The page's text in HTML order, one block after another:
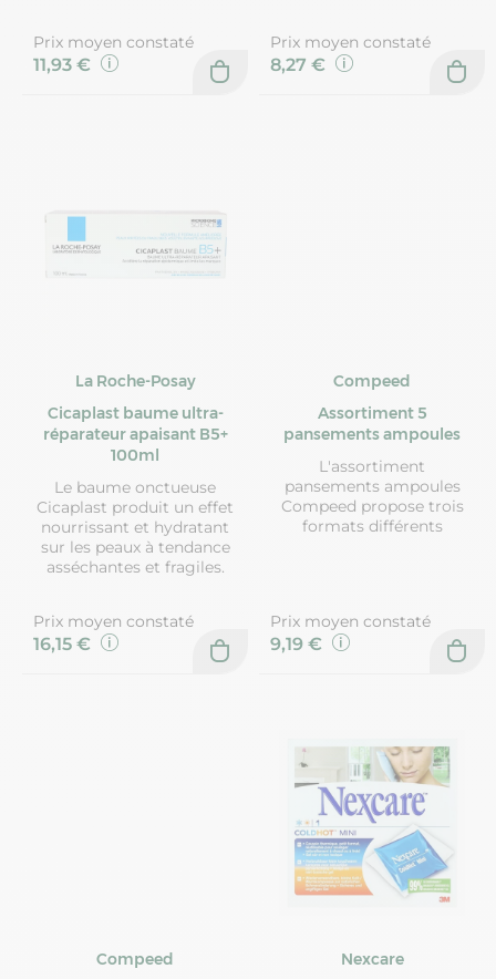
Prix moyen constaté
11,93 €
Prix moyen constaté
8,27 €
La Roche-Posay
Cicaplast baume ultra-
réparateur apaisant B5+
100ml
Le baume onctueuse
Cicaplast produit un effet
nourrissant et hydratant
sur les peaux à tendance
asséchantes et fragiles.
Prix moyen constaté
16,15 €
Compeed
Assortiment 5
pansements ampoules
L'assortiment
pansements ampoules
Compeed propose trois
formats différents
Prix moyen constaté
9,19 €
Compeed
Nexcare